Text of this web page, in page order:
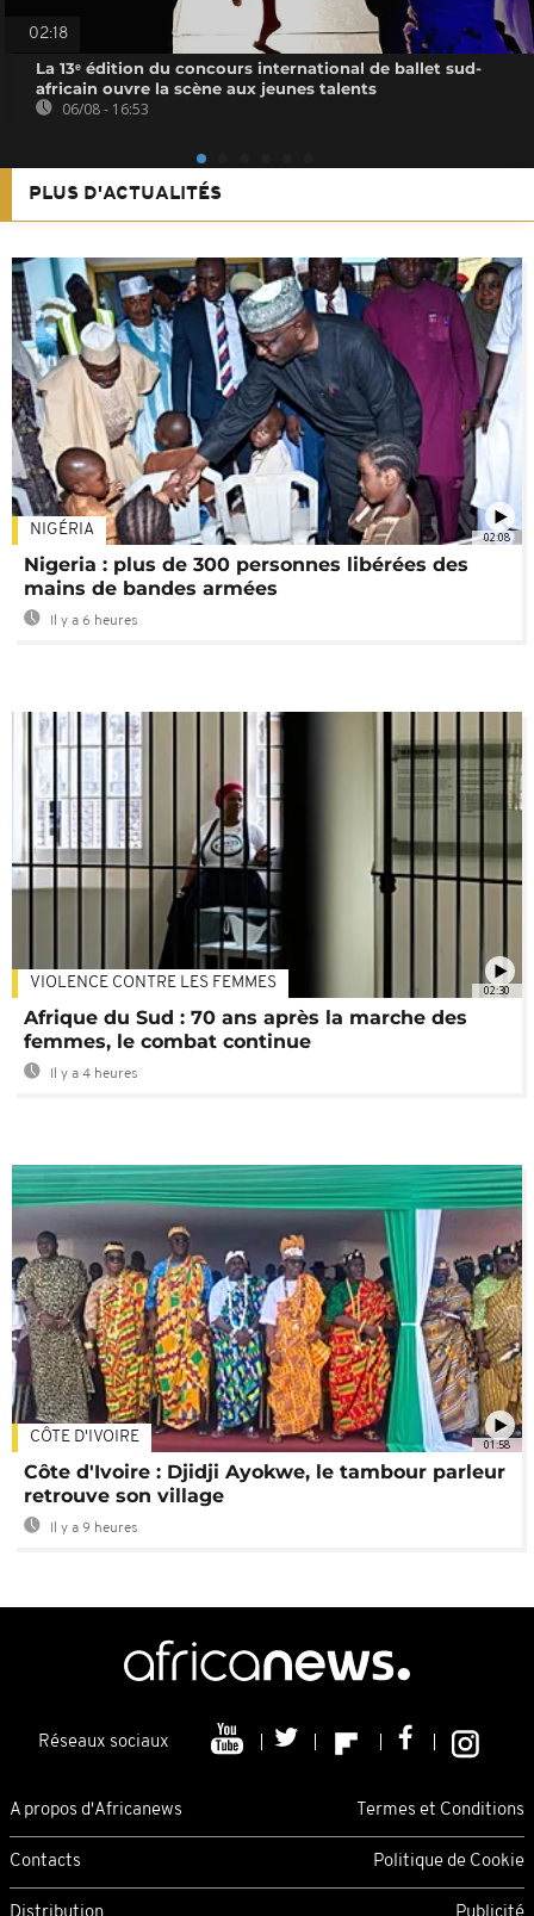
02:18
La 13ᵉ édition du concours international de ballet sud-
africain ouvre la scène aux jeunes talents
06/08 - 16:53
PLUS D'ACTUALITÉS
02:08
NIGÉRIA
Nigeria : plus de 300 personnes libérées des
mains de bandes armées
Il y a 6 heures
02:30
VIOLENCE CONTRE LES FEMMES
Afrique du Sud : 70 ans après la marche des
femmes, le combat continue
Il y a 4 heures
01:58
CÔTE D'IVOIRE
Côte d'Ivoire : Djidji Ayokwe, le tambour parleur
retrouve son village
Il y a 9 heures
Réseaux sociaux
A propos d'Africanews Termes et Conditions
Contacts Politique de Cookie